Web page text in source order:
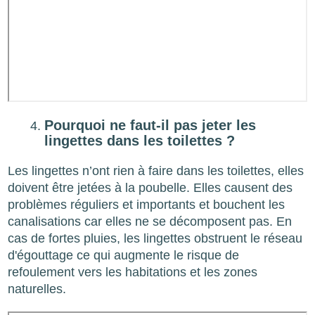
Pourquoi ne faut-il pas jeter les
lingettes dans les toilettes ?
Les lingettes n’ont rien à faire dans les toilettes, elles
doivent être jetées à la poubelle. Elles causent des
problèmes réguliers et importants et bouchent les
canalisations car elles ne se décomposent pas. En
cas de fortes pluies, les lingettes obstruent le réseau
d'égouttage ce qui augmente le risque de
refoulement vers les habitations et les zones
naturelles.